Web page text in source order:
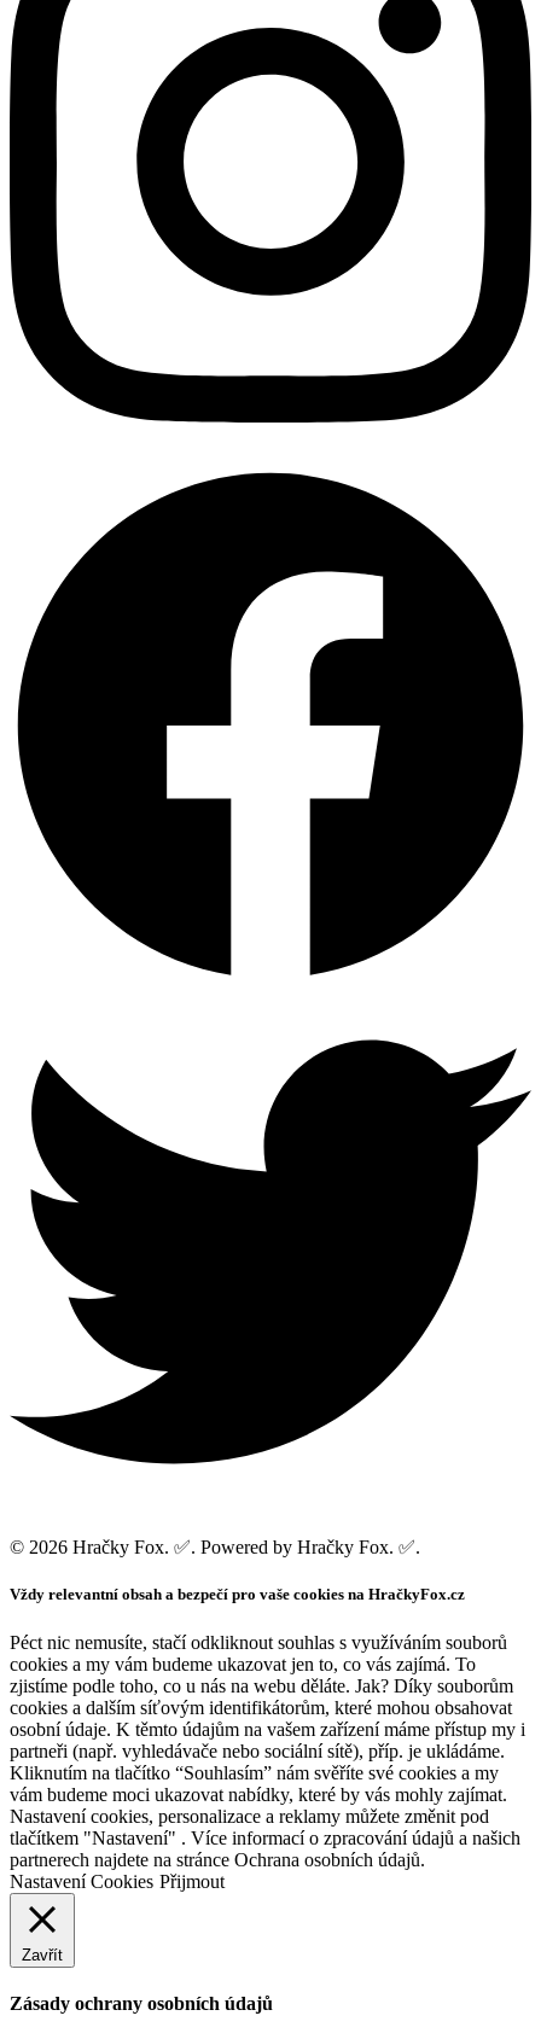
© 2026 Hračky Fox. ✅. Powered by Hračky Fox. ✅.
Vždy relevantní obsah a bezpečí pro vaše cookies na HračkyFox.cz
Péct nic nemusíte, stačí odkliknout souhlas s využíváním souborů
cookies a my vám budeme ukazovat jen to, co vás zajímá. To
zjistíme podle toho, co u nás na webu děláte. Jak? Díky souborům
cookies a dalším síťovým identifikátorům, které mohou obsahovat
osobní údaje. K těmto údajům na vašem zařízení máme přístup my i
partneři (např. vyhledávače nebo sociální sítě), příp. je ukládáme.
Kliknutím na tlačítko “Souhlasím” nám svěříte své cookies a my
vám budeme moci ukazovat nabídky, které by vás mohly zajímat.
Nastavení cookies, personalizace a reklamy můžete změnit pod
tlačítkem "Nastavení" . Více informací o zpracování údajů a našich
partnerech najdete na stránce Ochrana osobních údajů.
Nastavení Cookies Přijmout
Zavřít
Zásady ochrany osobních údajů